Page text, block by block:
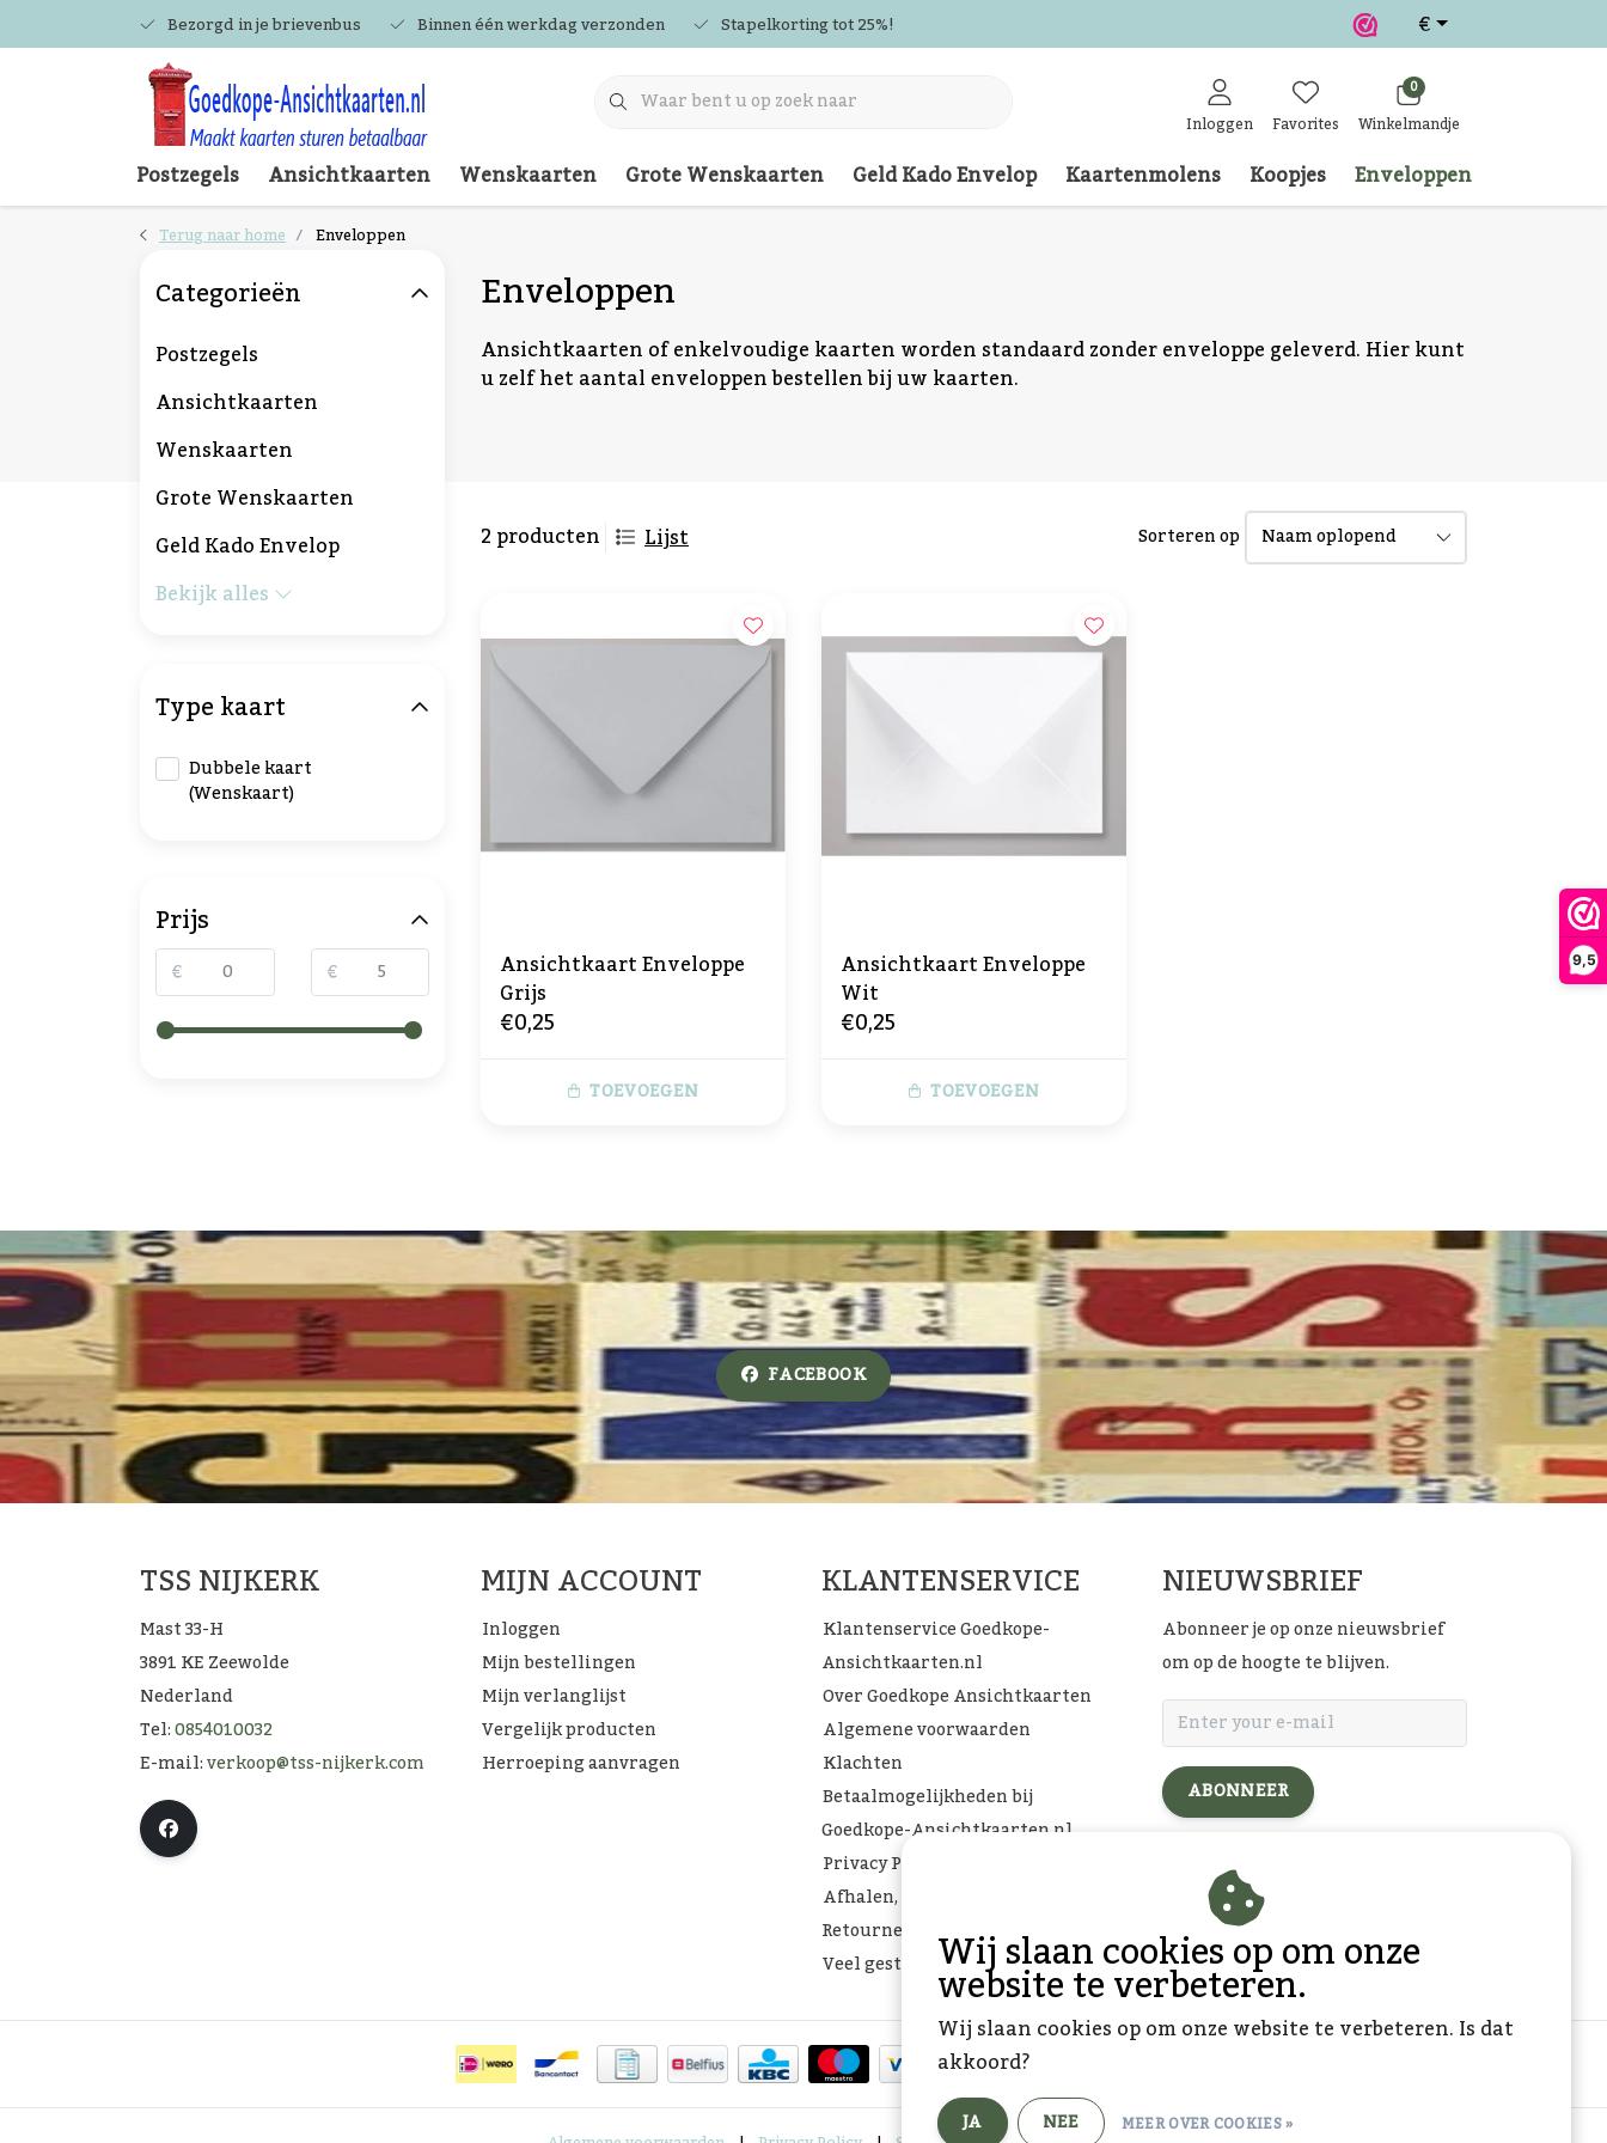
9,5
Bezorgd in je brievenbus Binnen één werkdag verzonden Stapelkorting tot 25%! €
Inloggen Favorites
0
Winkelmandje
Postzegels Ansichtkaarten Wenskaarten Grote Wenskaarten Geld Kado Envelop Kaartenmolens Koopjes Enveloppen
Terug naar home Enveloppen
Enveloppen
Ansichtkaarten of enkelvoudige kaarten worden standaard zonder enveloppe geleverd. Hier kunt
u zelf het aantal enveloppen bestellen bij uw kaarten.
2 producten Lijst Sorteren op
Ansichtkaart Enveloppe
Grijs
€0,25
TOEVOEGEN
Ansichtkaart Enveloppe
Wit
€0,25
TOEVOEGEN
Categorieën
Postzegels
Ansichtkaarten
Wenskaarten
Grote Wenskaarten
Geld Kado Envelop
Bekijk alles
Type kaart
Dubbele kaart
(Wenskaart)
Prijs
€ €
FACEBOOK
TSS NIJKERK
Mast 33-H
3891 KE Zeewolde
Nederland
Tel:0854010032
E-mail:verkoop@tss-nijkerk.com
MIJN ACCOUNT
Inloggen
Mijn bestellingen
Mijn verlanglijst
Vergelijk producten
Herroeping aanvragen
KLANTENSERVICE
Klantenservice Goedkope-
Ansichtkaarten.nl
Over Goedkope Ansichtkaarten
Algemene voorwaarden
Klachten
Betaalmogelijkheden bij
Goedkope-Ansichtkaarten.nl
Privacy Policy
Afhalen, Verzenden of
Retourneren
Veel gestelde vragen
NIEUWSBRIEF
Abonneer je op onze nieuwsbrief
om op de hoogte te blijven.
ABONNEER
Wij slaan cookies op om onze
website te verbeteren.
Wij slaan cookies op om onze website te verbeteren. Is dat
akkoord?
JA NEE MEER OVER COOKIES »